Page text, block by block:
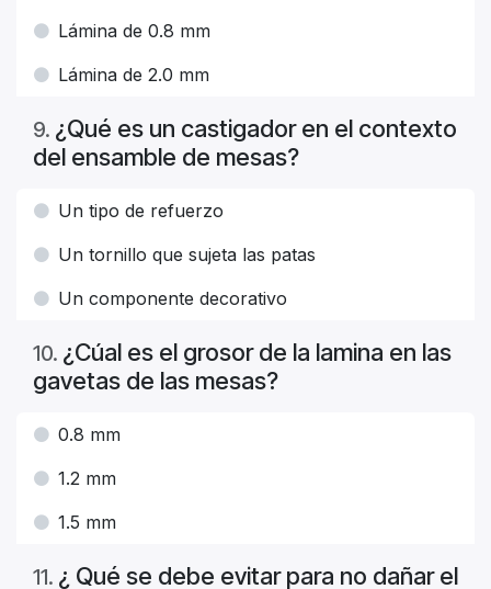
Lámina de 0.8 mm
Lámina de 2.0 mm
9. ¿Qué es un castigador en el contexto
del ensamble de mesas?
Un tipo de refuerzo
Un tornillo que sujeta las patas
Un componente decorativo
10. ¿Cúal es el grosor de la lamina en las
gavetas de las mesas?
0.8 mm
1.2 mm
1.5 mm
11. ¿ Qué se debe evitar para no dañar el